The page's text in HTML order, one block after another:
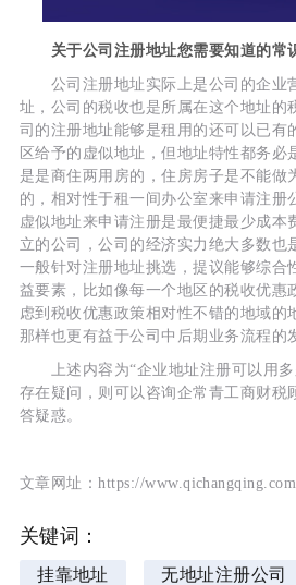
关于公司注册地址您需要知道的常
公司注册地址实际上是公司的企业
址，公司的税收也是所属在这个地址的
司的注册地址能够是租用的还可以已有
区给予的虚似地址，但地址特性都务必
是是商住两用房的，住房房子是不能做
的，相对性于租一间办公室来申请注册
虚似地址来申请注册是最便捷最少成本
立的公司，公司的经济实力绝大多数也
一般针对注册地址挑选，提议能够综合
益要素，比如像每一个地区的税收优惠
虑到税收优惠政策相对性不错的地域的
那样也更有益于公司中后期业务流程的
上述内容为“企业地址注册可以用多
存在疑问，则可以咨询企常青工商财税
答疑惑。
文章网址：https://
关键词：
挂靠地址 无地址注册公司